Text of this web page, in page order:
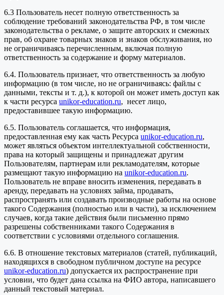
6.3 Пользователь несет полную ответственность за
соблюдение требований законодательства РФ, в том числе
законодательства о рекламе, о защите авторских и смежных
прав, об охране товарных знаков и знаков обслуживания, но
не ограничиваясь перечисленным, включая полную
ответственность за содержание и форму материалов.
6.4. Пользователь признает, что ответственность за любую
информацию (в том числе, но не ограничиваясь: файлы с
данными, тексты и т. д.), к которой он может иметь доступ как
к части ресурса unikor-education.ru, несет лицо,
предоставившее такую информацию.
6.5. Пользователь соглашается, что информация,
предоставленная ему как часть Ресурса unikor-education.ru,
может являться объектом интеллектуальной собственности,
права на который защищены и принадлежат другим
Пользователям, партнерам или рекламодателям, которые
размещают такую информацию на unikor-education.ru.
Пользователь не вправе вносить изменения, передавать в
аренду, передавать на условиях займа, продавать,
распространять или создавать производные работы на основе
такого Содержания (полностью или в части), за исключением
случаев, когда такие действия были письменно прямо
разрешены собственниками такого Содержания в
соответствии с условиями отдельного соглашения.
6.6. В отношение текстовых материалов (статей, публикаций,
находящихся в свободном публичном доступе на ресурсе
unikor-education.ru) допускается их распространение при
условии, что будет дана ссылка на ФИО автора, написавшего
данный текстовый материал.